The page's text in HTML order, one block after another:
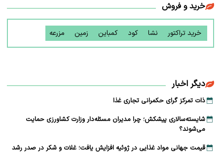
خرید و فروش
خرید تراکتور نشا کود کمباین زمین مزرعه
دیگر اخبار
ذات تمرکز گرای حکمرانی تجاری غذا
شایسته‌سالاری پیشکش؛ چرا مدیران مسئله‌دار وزارت کشاورزی حمایت
می‌شوند؟
قیمت جهانی مواد غذایی در ژوئیه افزایش یافت؛ غلات و شکر در صدر رشد